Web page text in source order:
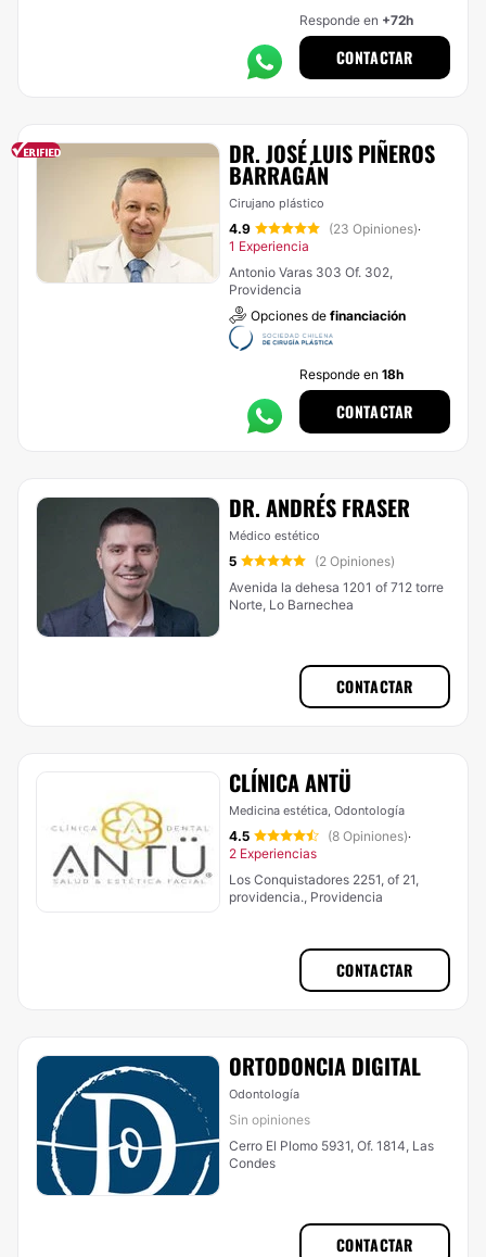
Responde en +72h
CONTACTAR
DR. JOSÉ LUIS PIÑEROS
BARRAGÁN
Cirujano plástico
4.9 (23 Opiniones)·
1 Experiencia
Antonio Varas 303 Of. 302,
Providencia
Opciones de financiación
Responde en 18h
CONTACTAR
DR. ANDRÉS FRASER
Médico estético
5
(2 Opiniones)
Avenida la dehesa 1201 of 712 torre
Norte, Lo Barnechea
CONTACTAR
CLÍNICA ANTÜ
Medicina estética, Odontología
4.5 (8 Opiniones)·
2 Experiencias
Los Conquistadores 2251, of 21,
providencia., Providencia
CONTACTAR
ORTODONCIA DIGITAL
Odontología
Sin opiniones
Cerro El Plomo 5931, Of. 1814, Las
Condes
CONTACTAR